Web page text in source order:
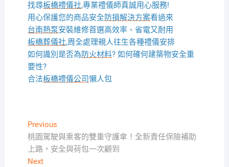
找尋板橋禮儀社,專業禮儀師真誠用心服務!
用心保護您的商品安全防損解決方案看過來
台南熱泵安裝維修首選高效率、省電又耐用
板橋葬儀社,周全處理親人往生各種禮儀安排
如何識別是否為防火材料? 如何確何建築物安全重
要性?
合法板橋禮儀公司懶人包
文
章
導
PreviousPrevious
post:
桃園駕駛與乘客的雙重守護傘！全新責任保險補助
上路，安全與荷包一次顧到
NextNext